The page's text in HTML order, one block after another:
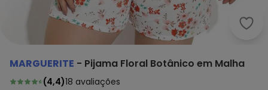
MARGUERITE - Pijama Floral Botânico em Malha
(4,4)18 avaliações